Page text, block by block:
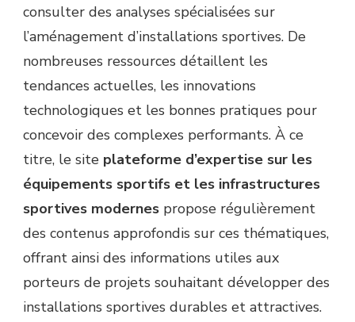
consulter des analyses spécialisées sur
l’aménagement d’installations sportives. De
nombreuses ressources détaillent les
tendances actuelles, les innovations
technologiques et les bonnes pratiques pour
concevoir des complexes performants. À ce
titre, le site plateforme d’expertise sur les
équipements sportifs et les infrastructures
sportives modernes propose régulièrement
des contenus approfondis sur ces thématiques,
offrant ainsi des informations utiles aux
porteurs de projets souhaitant développer des
installations sportives durables et attractives.